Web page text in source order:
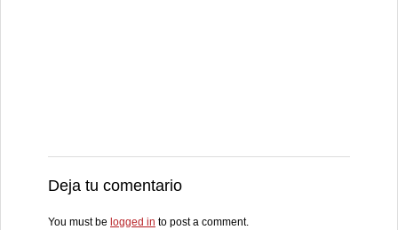
Deja tu comentario
You must be logged in to post a comment.